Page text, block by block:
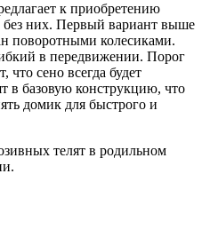
к приобретению
без них. Первый вариант выше
поворотными колесиками.
в передвижении. Порог
что сено всегда будет
в базовую конструкцию, что
домик для быстрого и
телят в родильном